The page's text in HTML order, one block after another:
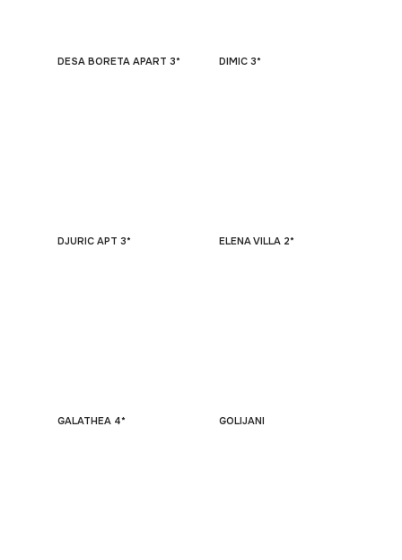
DESA BORETA APART 3* DIMIC 3*
DJURIC APT 3* ELENA VILLA 2*
GALATHEA 4* GOLIJANI